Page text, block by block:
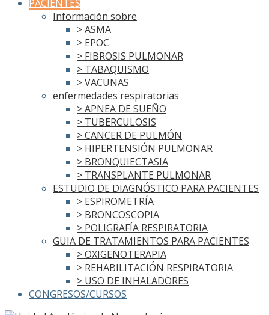
PACIENTES
Información sobre
> ASMA
> EPOC
> FIBROSIS PULMONAR
> TABAQUISMO
> VACUNAS
enfermedades respiratorias
> APNEA DE SUEÑO
> TUBERCULOSIS
> CANCER DE PULMÓN
> HIPERTENSIÓN PULMONAR
> BRONQUIECTASIA
> TRANSPLANTE PULMONAR
ESTUDIO DE DIAGNÓSTICO PARA PACIENTES
> ESPIROMETRÍA
> BRONCOSCOPIA
> POLIGRAFÍA RESPIRATORIA
GUIA DE TRATAMIENTOS PARA PACIENTES
> OXIGENOTERAPIA
> REHABILITACIÓN RESPIRATORIA
> USO DE INHALADORES
CONGRESOS/CURSOS